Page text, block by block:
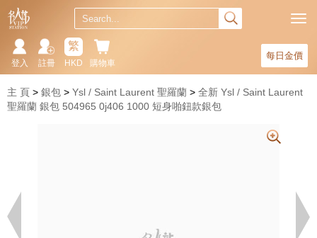
每日金價
購物車
繁
HKD
註冊
登入
主 頁 銀包 Ysl / Saint Laurent 聖羅蘭
全新 Ysl / Saint Laurent
聖羅蘭 銀包 504965 0j406 1000 短身啪鈕款銀包